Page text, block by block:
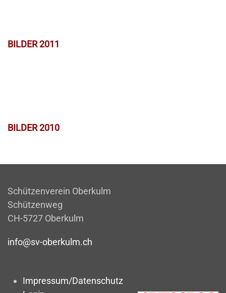
BILDER 2011
BILDER 2010
Schützenverein Oberkulm
Schützenweg
CH-5727 Oberkulm
info@sv-oberkulm.ch
Impressum/Datenschutz